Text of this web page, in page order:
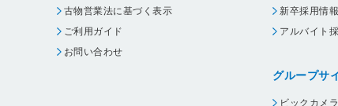
古物営業法に基づく表示
ご利用ガイド
お問い合わせ
新卒採用情報
アルバイト
グループサ
ビックカメラ